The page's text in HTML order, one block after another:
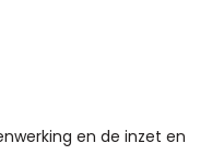
en de inzet en